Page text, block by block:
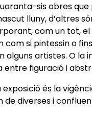
sis obres
lluny, d’altres
com un tot,
com si pintessin o
artistes. O la
entre figuració i
exposició és la
de diverses i